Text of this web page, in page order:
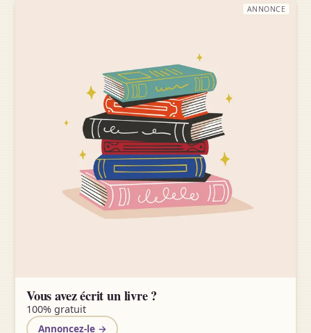
ANNONCE
Vous avez écrit un livre ?
100% gratuit
Annoncez-le →